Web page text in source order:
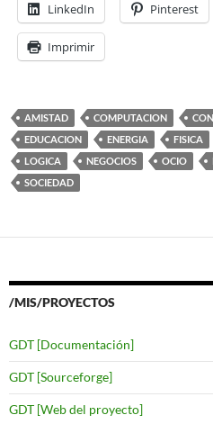
LinkedIn Pinterest
Imprimir
AMISTAD COMPUTACION
EDUCACION
ENERGIA FISICA
LOGICA
NEGOCIOS OCIO
SOCIEDAD
/MIS/PROYECTOS
GDT [Documentación]
GDT [Sourceforge]
GDT [Web del proyecto]